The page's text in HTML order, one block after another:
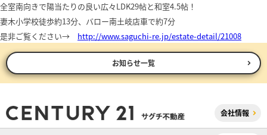
全室南向きで陽当たりの良い広々LDK29帖と和室4.5帖！
妻木小学校徒歩約13分、 バロー南土岐店車で約7分
是非ご覧ください→ http://www.saguchi-re.jp/estate-detail/21008
お知らせ一覧
会社情報